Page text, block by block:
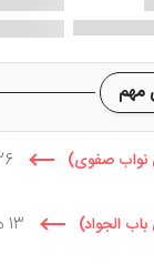
مهم
نواب صفوی)
الجواد)
13 دقیقه پیاده روی